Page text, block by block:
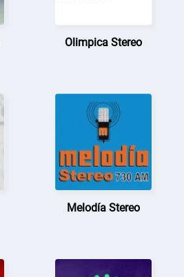
Olimpica Stereo
Melodía Stereo